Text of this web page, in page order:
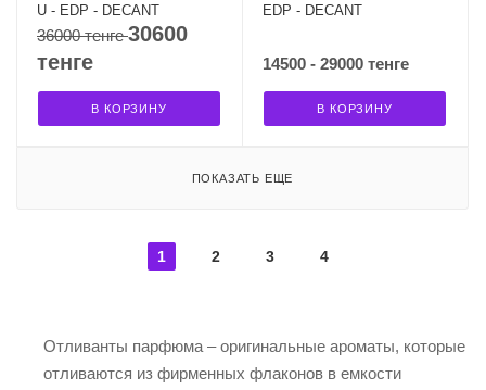
U - EDP - DECANT
36000 тенге30600
тенге
В КОРЗИНУ
EDP - DECANT
14500 - 29000 тенге
В КОРЗИНУ
ПОКАЗАТЬ ЕЩЕ
1 2 3 4
Отливанты парфюма – оригинальные ароматы, которые
отливаются из фирменных флаконов в емкости